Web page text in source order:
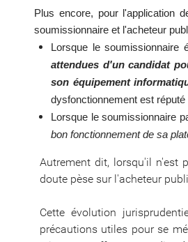
Plus encore, pour l'application
soumissionnaire et l'acheteur
Lorsque le soumissionnaire
attendues d'un candidat
son équipement
dysfonctionnement est
Lorsque le soumissionnaire
bon fonctionnement de sa
Autrement dit, lorsqu'il n'est
doute pèse sur l'acheteur
Cette évolution
précautions utiles pour se